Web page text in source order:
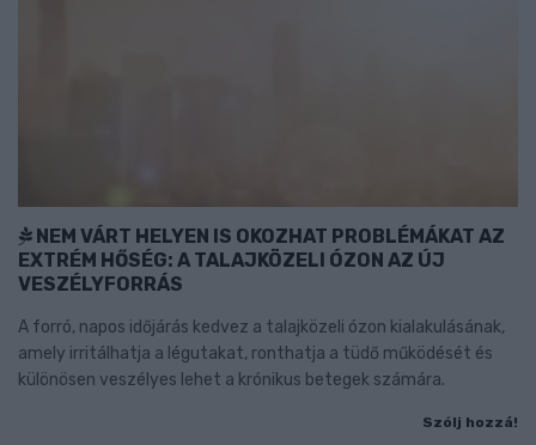
NEM VÁRT HELYEN IS OKOZHAT PROBLÉMÁKAT AZ
EXTRÉM HŐSÉG: A TALAJKÖZELI ÓZON AZ ÚJ
VESZÉLYFORRÁS
A forró, napos időjárás kedvez a talajközeli ózon kialakulásának,
amely irritálhatja a légutakat, ronthatja a tüdő működését és
különösen veszélyes lehet a krónikus betegek számára.
Szólj hozzá!